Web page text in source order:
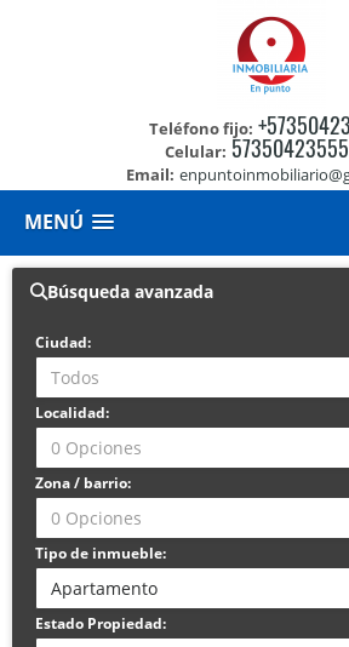
Teléfono fijo:
Celular:
Email:
MENÚ
Búsqueda avanzada
Ciudad:
Todos
Localidad:
0 Opciones
Zona / barrio:
0 Opciones
Tipo de inmueble:
Apartamento
Estado Propiedad: